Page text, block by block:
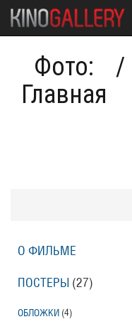
Фото:
Главная
/
О ФИЛЬМЕ
ПОСТЕРЫ (27)
ОБЛОЖКИ (4)